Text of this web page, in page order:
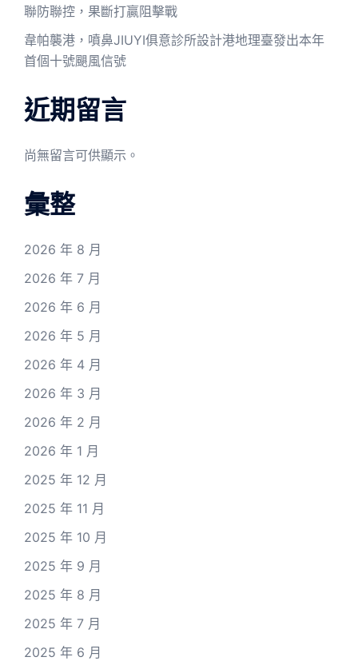
聯防聯控，果斷打贏阻擊戰
韋帕襲港，噴鼻JIUYI俱意診所設計港地理臺發出本年
首個十號颶風信號
近期留言
尚無留言可供顯示。
彙整
2026 年 8 月
2026 年 7 月
2026 年 6 月
2026 年 5 月
2026 年 4 月
2026 年 3 月
2026 年 2 月
2026 年 1 月
2025 年 12 月
2025 年 11 月
2025 年 10 月
2025 年 9 月
2025 年 8 月
2025 年 7 月
2025 年 6 月